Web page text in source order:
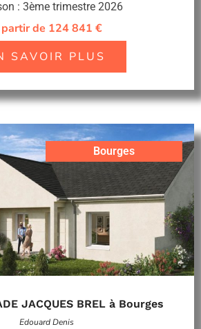
: 3ème trimestre 2026
de 124 841 €
SAVOIR PLUS
Bourges
JACQUES BREL à Bourges
Edouard Denis